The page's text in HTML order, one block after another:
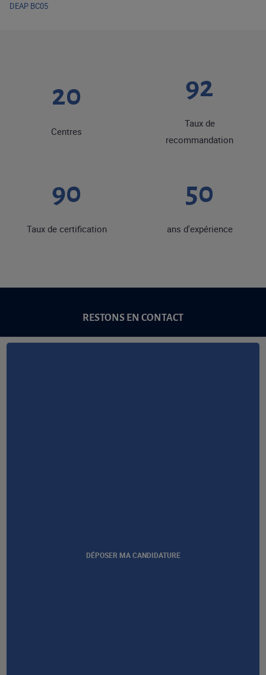
DÉPOSER MA CANDIDATURE
20
Centres
92
Taux de
recommandation
90
Taux de certification
50
ans d'expérience
RESTONS EN CONTACT
DEAP BC05